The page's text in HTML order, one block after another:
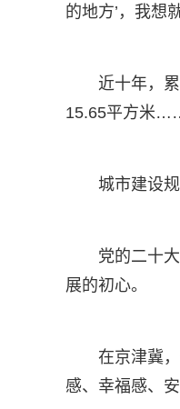
的地方’，我想
近十年，
15.65平方米……
城市建设
党的二十
展的初心。
在京津冀
感、幸福感、安